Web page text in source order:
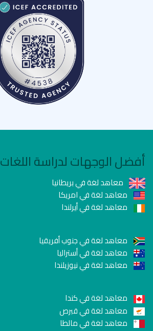
أفضل الوجهات لدراسة اللغات
معاهد لغة في بريطانيا
معاهد لغة في امريكا
معاهد لغة في أيرلندا
معاهد لغة في جنوب أفريقيا
معاهد لغة في أستراليا
معاهد لغة في نيوزيلندا
معاهد لغة في كندا
معاهد لغة في قبرص
معاهد لغة في مالطا